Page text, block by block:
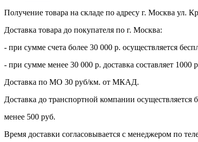
Получение товара на складе по адресу г. Москва ул.
Доставка товара до покупателя по г. Москва:
- при сумме счета более 30 000 р. осуществляется
- при сумме менее 30 000 р. доставка составляет 1000
Доставка по МО 30 руб/км. от МКАД.
Доставка до транспортной компании осуществляется
менее 500 руб.
Время доставки согласовывается с менеджером по